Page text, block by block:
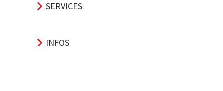
SERVICES
INFOS